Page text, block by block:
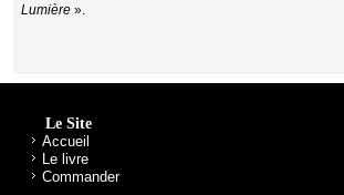
Lumière ».
Le Site
Accueil
Le livre
Commander